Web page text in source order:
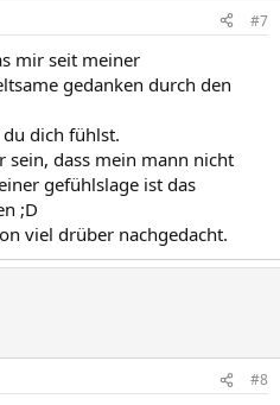
#7
mir seit meiner
gedanken durch den
dich fühlst.
sein, dass mein mann nicht
gefühlslage ist das
;D
viel drüber nachgedacht.
#8